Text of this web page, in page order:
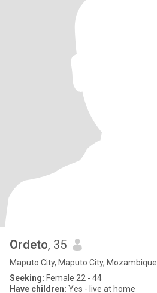
Ordeto, 35
Maputo City, Maputo City, Mozambique
Seeking: Female 22 - 44
Have children: Yes - live at home